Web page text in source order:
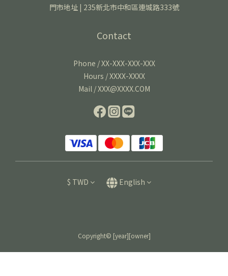
門市地址 | 235新北市中和區連城路333號
Contact
Phone / XX-XXX-XXX-XXX
Hours / XXXX-XXXX
Mail / XXX@XXXX.COM
$ TWD English
Copyright© [year][owner]